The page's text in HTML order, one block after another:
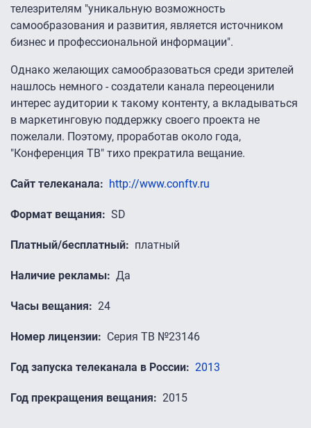
телезрителям "уникальную возможность
самообразования и развития, является источником
бизнес и профессиональной информации".
Однако желающих самообразоваться среди зрителей
нашлось немного - создатели канала переоценили
интерес аудитории к такому контенту, а вкладываться
в маркетинговую поддержку своего проекта не
пожелали. Поэтому, проработав около года,
"Конференция ТВ" тихо прекратила вещание.
Сайт телеканала http://www.conftv.ru
Формат вещания SD
Платный/бесплатный платный
Наличие рекламы Да
Часы вещания 24
Номер лицензии Серия ТВ №23146
Год запуска телеканала в России 2013
Год прекращения вещания 2015